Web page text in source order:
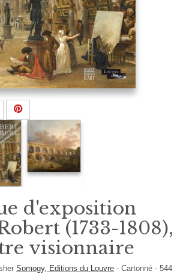
d'exposition
(1733-1808),
visionnaire
Somogy, Editions du Louvre - Cartonné - 544